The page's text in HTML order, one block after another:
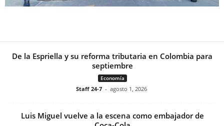
De la Espriella y su reforma tributaria en Colombia para
septiembre
Economía
Staff 24-7 - agosto 1, 2026
Luis Miguel vuelve a la escena como embajador de